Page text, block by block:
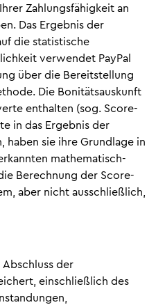
Zahlungsfähigkeit an
Das Ergebnis der
die statistische
verwendet PayPal
über die Bereitstellung
Die Bonitätsauskunft
enthalten (sog. Score-
in das Ergebnis der
haben sie ihre Grundlage in
mathematisch-
Berechnung der Score-
aber nicht ausschließlich,
der
einschließlich des